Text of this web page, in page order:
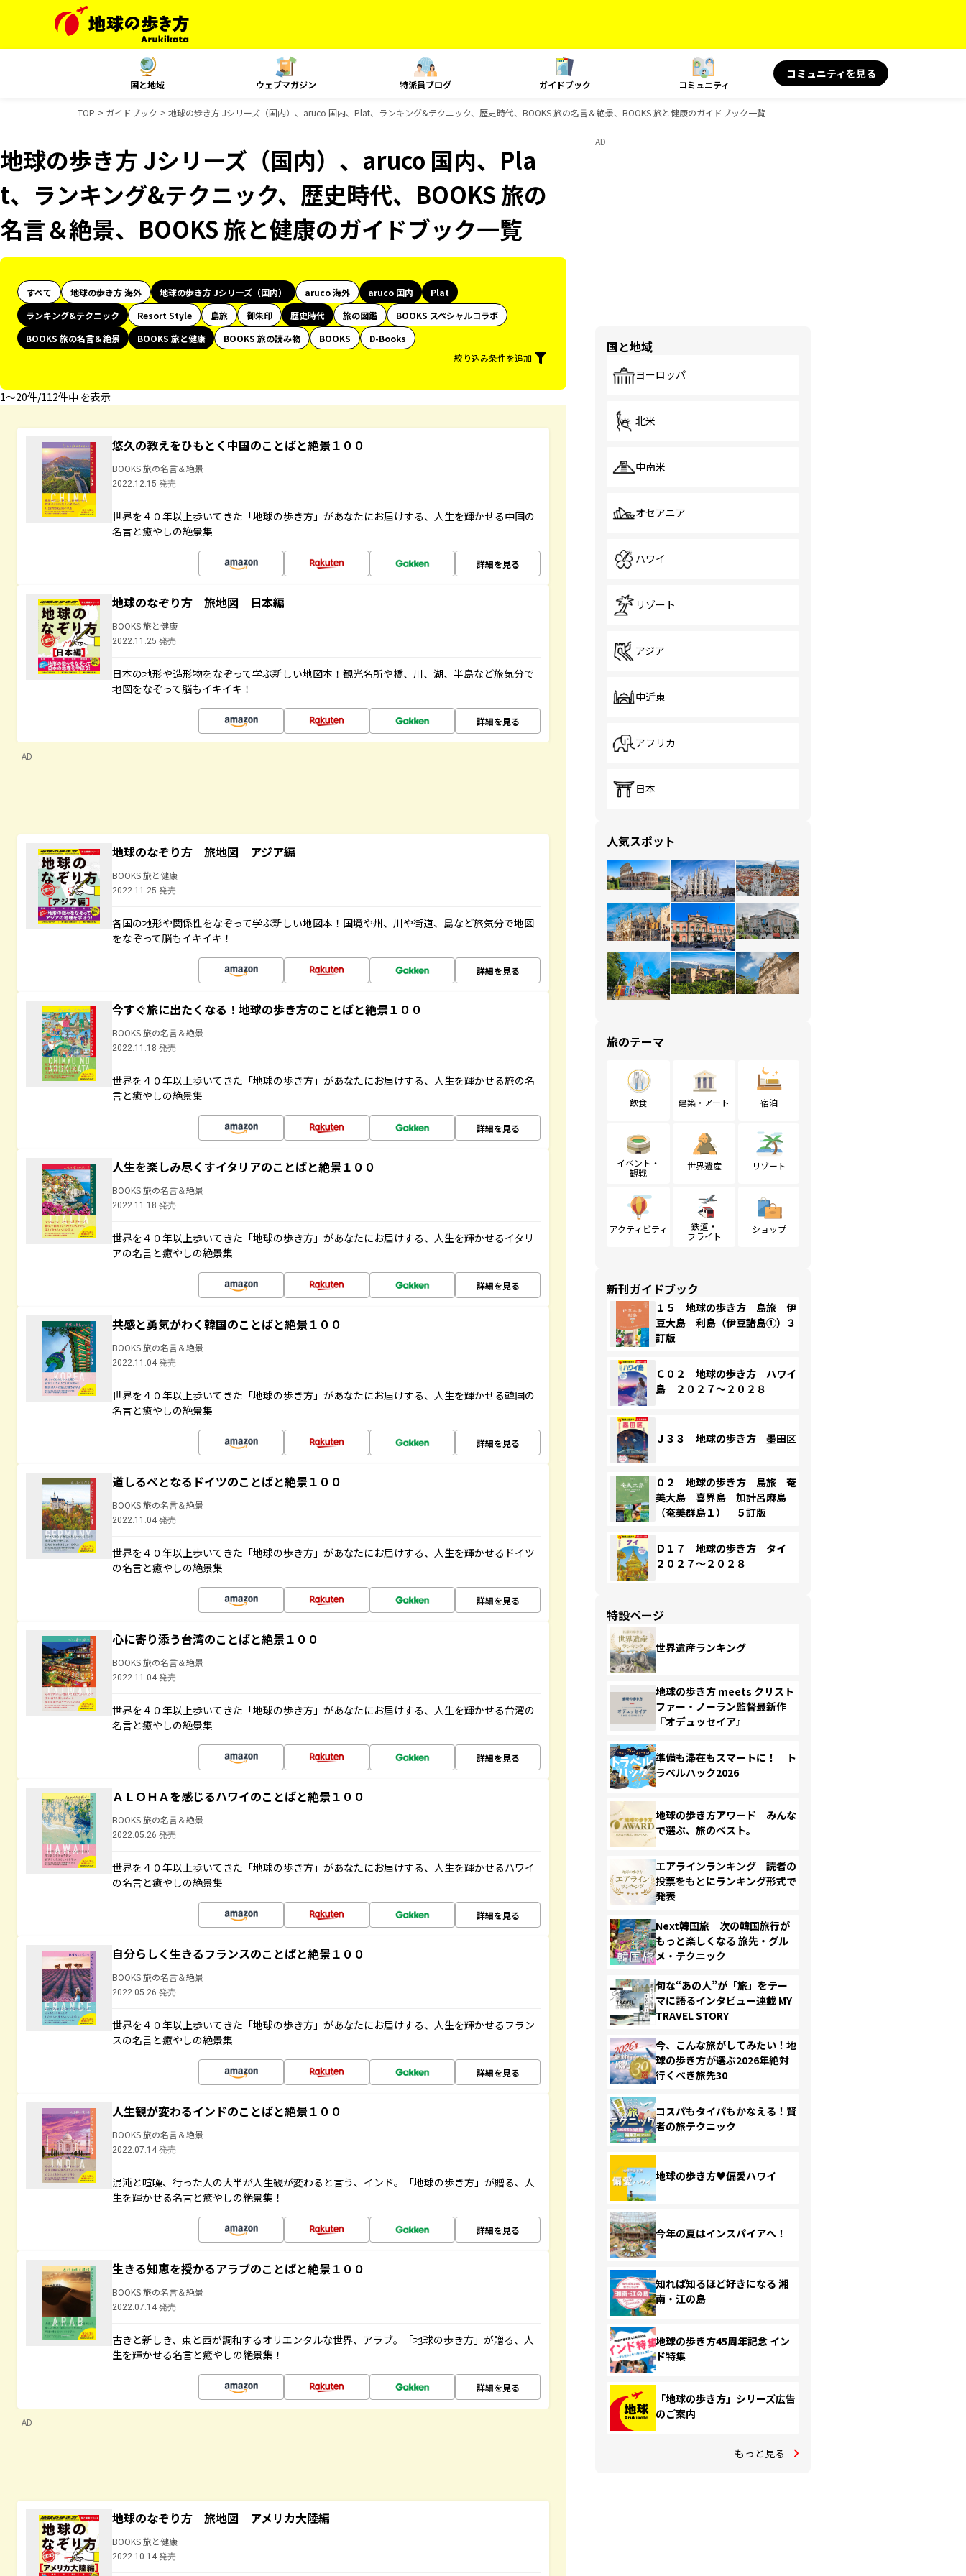
国と地域 ウェブマガジン 特派員ブログ ガイドブック コミュニティ
コミュニティを見る
TOP ガイドブック 地球の歩き方 Jシリーズ（国内）、aruco 国内、Plat、ランキング&テクニック、歴史時代、BOOKS 旅の名言＆絶景、BOOKS 旅と健康のガイドブック一覧
地球の歩き方 Jシリーズ（国内）、aruco 国内、Pla
t、ランキング&テクニック、歴史時代、BOOKS 旅の
名言＆絶景、BOOKS 旅と健康のガイドブック一覧
すべて 地球の歩き方 海外 地球の歩き方 Jシリーズ（国内） aruco 海外 aruco 国内
Plat
ランキング&テクニック
Resort Style 島旅 御朱印 歴史時代 旅の図鑑
BOOKS スペシャルコラボ
BOOKS 旅の名言＆絶景
BOOKS 旅と健康 BOOKS 旅の読み物 BOOKS
D-Books
絞り込み条件を追加
1〜20件/112件中 を表示
悠久の教えをひもとく中国のことばと絶景１００
BOOKS 旅の名言＆絶景
2022.12.15 発売
世界を４０年以上歩いてきた「地球の歩き方」があなたにお届けする、人生を輝かせる中国の
名言と癒やしの絶景集
詳細を見る
地球のなぞり方 旅地図 日本編
BOOKS 旅と健康
2022.11.25 発売
日本の地形や造形物をなぞって学ぶ新しい地図本！観光名所や橋、川、湖、半島など旅気分で
地図をなぞって脳もイキイキ！
詳細を見る
AD
地球のなぞり方 旅地図 アジア編
BOOKS 旅と健康
2022.11.25 発売
各国の地形や関係性をなぞって学ぶ新しい地図本！国境や州、川や街道、島など旅気分で地図
をなぞって脳もイキイキ！
詳細を見る
今すぐ旅に出たくなる！地球の歩き方のことばと絶景１００
BOOKS 旅の名言＆絶景
2022.11.18 発売
世界を４０年以上歩いてきた「地球の歩き方」があなたにお届けする、人生を輝かせる旅の名
言と癒やしの絶景集
詳細を見る
人生を楽しみ尽くすイタリアのことばと絶景１００
BOOKS 旅の名言＆絶景
2022.11.18 発売
世界を４０年以上歩いてきた「地球の歩き方」があなたにお届けする、人生を輝かせるイタリ
アの名言と癒やしの絶景集
詳細を見る
共感と勇気がわく韓国のことばと絶景１００
BOOKS 旅の名言＆絶景
2022.11.04 発売
世界を４０年以上歩いてきた「地球の歩き方」があなたにお届けする、人生を輝かせる韓国の
名言と癒やしの絶景集
詳細を見る
道しるべとなるドイツのことばと絶景１００
BOOKS 旅の名言＆絶景
2022.11.04 発売
世界を４０年以上歩いてきた「地球の歩き方」があなたにお届けする、人生を輝かせるドイツ
の名言と癒やしの絶景集
詳細を見る
心に寄り添う台湾のことばと絶景１００
BOOKS 旅の名言＆絶景
2022.11.04 発売
世界を４０年以上歩いてきた「地球の歩き方」があなたにお届けする、人生を輝かせる台湾の
名言と癒やしの絶景集
詳細を見る
ＡＬＯＨＡを感じるハワイのことばと絶景１００
BOOKS 旅の名言＆絶景
2022.05.26 発売
世界を４０年以上歩いてきた「地球の歩き方」があなたにお届けする、人生を輝かせるハワイ
の名言と癒やしの絶景集
詳細を見る
自分らしく生きるフランスのことばと絶景１００
BOOKS 旅の名言＆絶景
2022.05.26 発売
世界を４０年以上歩いてきた「地球の歩き方」があなたにお届けする、人生を輝かせるフラン
スの名言と癒やしの絶景集
詳細を見る
人生観が変わるインドのことばと絶景１００
BOOKS 旅の名言＆絶景
2022.07.14 発売
混沌と喧噪、行った人の大半が人生観が変わると言う、インド。「地球の歩き方」が贈る、人
生を輝かせる名言と癒やしの絶景集！
詳細を見る
生きる知恵を授かるアラブのことばと絶景１００
BOOKS 旅の名言＆絶景
2022.07.14 発売
古きと新しき、東と西が調和するオリエンタルな世界、アラブ。「地球の歩き方」が贈る、人
生を輝かせる名言と癒やしの絶景集！
詳細を見る
AD
地球のなぞり方 旅地図 アメリカ大陸編
BOOKS 旅と健康
2022.10.14 発売
AD
国と地域
ヨーロッパ
北米
中南米
オセアニア
ハワイ
リゾート
アジア
中近東
アフリカ
日本
人気スポット
旅のテーマ
飲食 建築・アート 宿泊
イベント・
観戦
世界遺産 リゾート
アクティビティ
鉄道・
フライト
ショップ
新刊ガイドブック
１５ 地球の歩き方 島旅 伊
豆大島 利島（伊豆諸島①）３
訂版
Ｃ０２ 地球の歩き方 ハワイ
島 ２０２７～２０２８
Ｊ３３ 地球の歩き方 墨田区
０２ 地球の歩き方 島旅 奄
美大島 喜界島 加計呂麻島
（奄美群島１） ５訂版
Ｄ１７ 地球の歩き方 タイ
２０２７～２０２８
特設ページ
世界遺産ランキング
地球の歩き方 meets クリスト
ファー・ノーラン監督最新作
『オデュッセイア』
準備も滞在もスマートに！ ト
ラベルハック2026
地球の歩き方アワード みんな
で選ぶ、旅のベスト。
エアラインランキング 読者の
投票をもとにランキング形式で
発表
Next韓国旅 次の韓国旅行が
もっと楽しくなる 旅先・グル
メ・テクニック
旬な“あの人”が「旅」をテー
マに語るインタビュー連載 MY
TRAVEL STORY
今、こんな旅がしてみたい！地
球の歩き方が選ぶ2026年絶対
行くべき旅先30
コスパもタイパもかなえる！賢
者の旅テクニック
地球の歩き方♥偏愛ハワイ
今年の夏はインスパイアへ！
知れば知るほど好きになる 湘
南・江の島
地球の歩き方45周年記念 イン
ド特集
「地球の歩き方」シリーズ広告
のご案内
もっと見る